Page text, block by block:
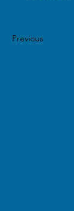
Previous